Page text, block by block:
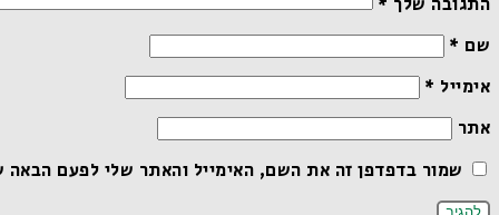
שם *
אימייל *
אתר
שמור בדפדפן זה את השם, האימייל והאתר שלי לפעם הבאה